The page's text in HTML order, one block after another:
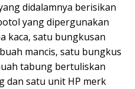
didalamnya berisikan
yang dipergunakan
kaca, satu bungkusan
mancis, satu bungkus
tabung bertuliskan
dan satu unit HP merk